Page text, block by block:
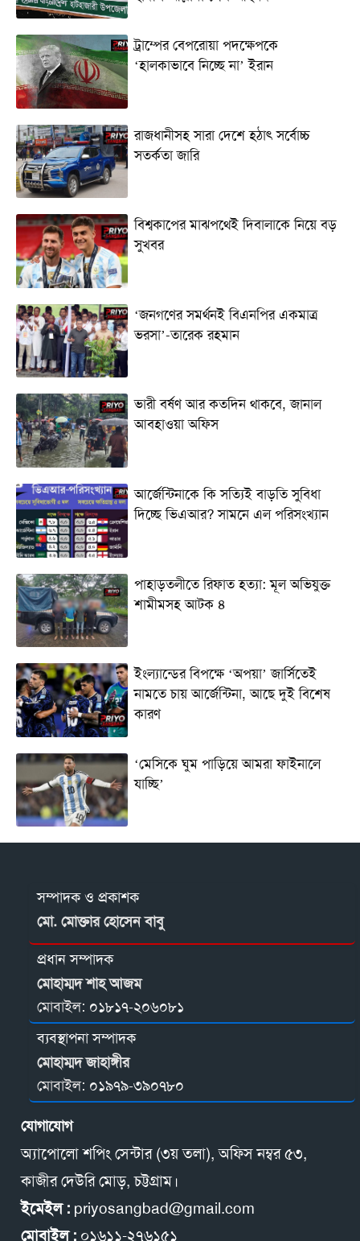
ট্রাম্পের বেপরোয়া পদক্ষেপকে
‘হালকাভাবে নিচ্ছে না’ ইরান
রাজধানীসহ সারা দেশে হঠাৎ সর্বোচ্চ
সতর্কতা জা‌রি
বিশ্বকাপের মাঝপথেই দিবালাকে নিয়ে বড়
সুখবর
‘জনগণের সমর্থনই বিএনপির একমাত্র
ভরসা’-তারেক রহমান
ভারী বর্ষণ আর কতদিন থাকবে, জানাল
আবহাওয়া অফিস
আর্জেন্টিনাকে কি সত্যিই বাড়তি সুবিধা
দিচ্ছে ভিএআর? সামনে এল পরিসংখ্যান
পাহাড়তলীতে রিফাত হত্যা: মূল অভিযুক্ত
শামীমসহ আটক ৪
ইংল্যান্ডের বিপক্ষে ‘অপয়া’ জার্সিতেই
নামতে চায় আর্জেন্টিনা, আছে দুই বিশেষ
কারণ
‘মেসিকে ঘুম পাড়িয়ে আমরা ফাইনালে
যাচ্ছি’
সম্পাদক ও প্রকাশক
মো. মোক্তার হোসেন বাবু
প্রধান সম্পাদক
মোহাম্মদ শাহ আজম
মোবাইল: ০১৮১৭-২০৬০৮১
ব্যবস্থাপনা সম্পাদক
মোহাম্মদ জাহাঙ্গীর
মোবাইল: ০১৯৭৯-৩৯০৭৮০
যোগাযোগ
অ্যাপোলো শপিং সেন্টার (৩য় তলা), অফিস নম্বর ৫৩,
কাজীর দেউরি মোড়, চট্টগ্রাম।
ইমেইল : priyosangbad@gmail.com
মোবাইল : ০১৬১১-২৭৬১৫১